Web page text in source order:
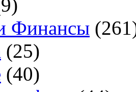
Финансы
(25)
(40)